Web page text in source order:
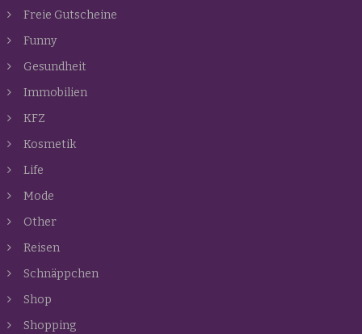
Freie Gutscheine
Funny
Gesundheit
Immobilien
KFZ
Kosmetik
Life
Mode
Other
Reisen
Schnäppchen
Shop
Shopping